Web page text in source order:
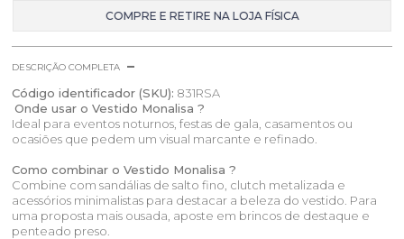
COMPRE E RETIRE NA LOJA FÍSICA
DESCRIÇÃO COMPLETA
Código identificador (SKU): 831RSA
Onde usar o Vestido Monalisa ?
Ideal para eventos noturnos, festas de gala, casamentos ou
ocasiões que pedem um visual marcante e refinado.
Como combinar o Vestido Monalisa ?
Combine com sandálias de salto fino, clutch metalizada e
acessórios minimalistas para destacar a beleza do vestido. Para
uma proposta mais ousada, aposte em brincos de destaque e
penteado preso.